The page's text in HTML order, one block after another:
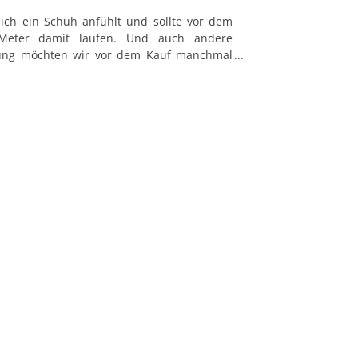
79098 Freiburg im Breisgau
ein Schuh anfühlt und sollte vor dem
damit laufen. Und auch andere
möchten wir vor dem Kauf manchmal
Gefühl für den Stoff zu kriegen.